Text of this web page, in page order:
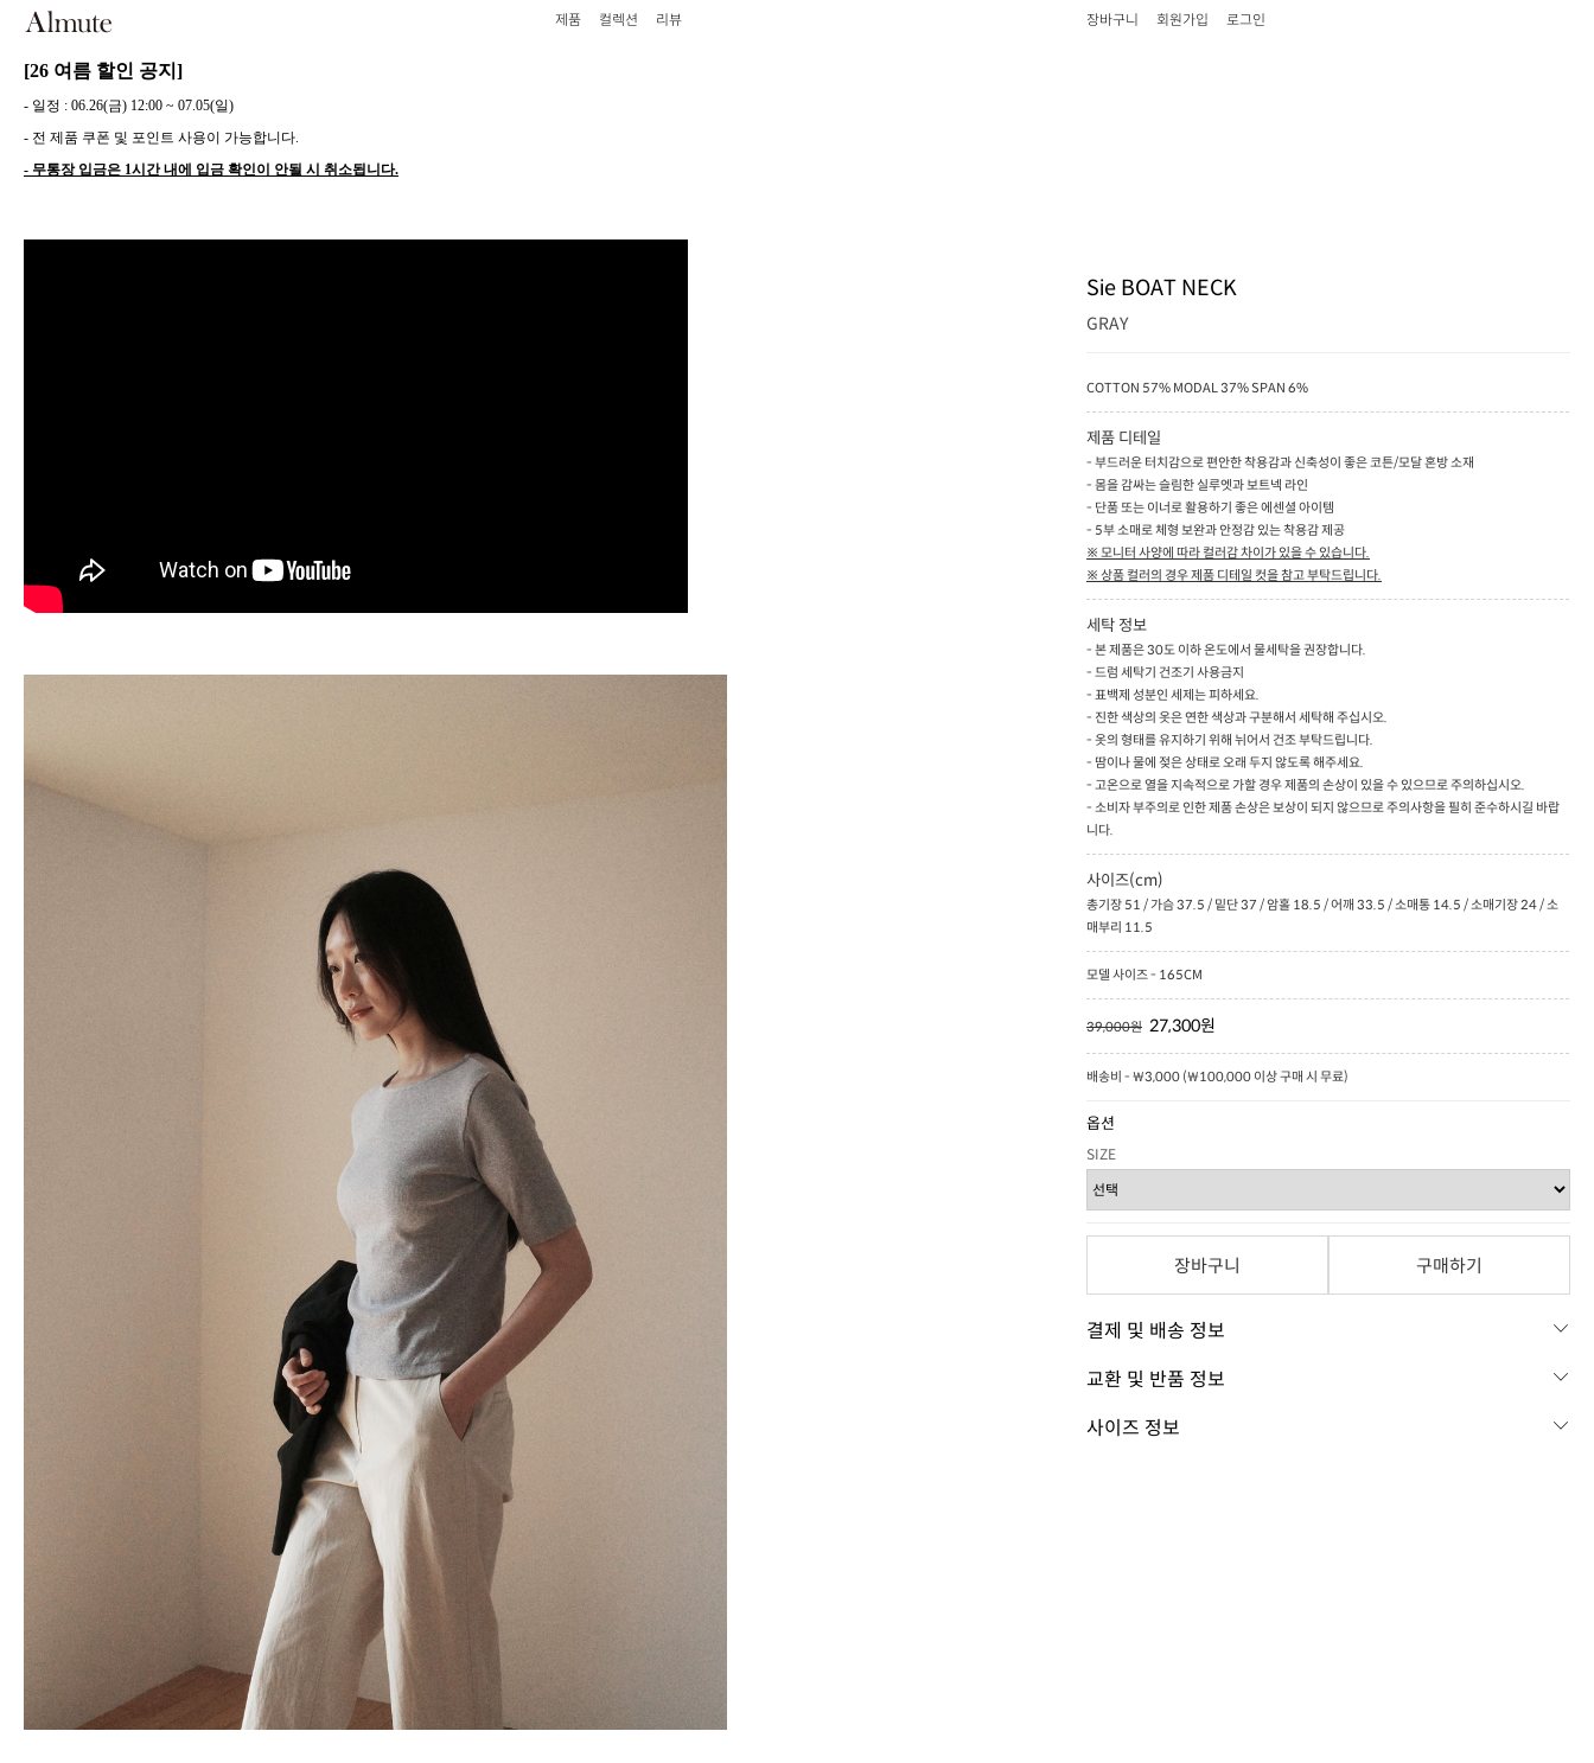
제품 컬렉션 리뷰 장바구니 회원가입 로그인
[26 여름 할인 공지]
- 일정 : 06.26(금) 12:00 ~ 07.05(일)
- 전 제품 쿠폰 및 포인트 사용이 가능합니다.
- 무통장 입금은 1시간 내에 입금 확인이 안될 시 취소됩니다.
Sie BOAT NECK
GRAY
COTTON 57% MODAL 37% SPAN 6%
제품 디테일
- 부드러운 터치감으로 편안한 착용감과 신축성이 좋은 코튼/모달 혼방 소재
- 몸을 감싸는 슬림한 실루엣과 보트넥 라인
- 단품 또는 이너로 활용하기 좋은 에센셜 아이템
- 5부 소매로 체형 보완과 안정감 있는 착용감 제공
※ 모니터 사양에 따라 컬러감 차이가 있을 수 있습니다.
※ 상품 컬러의 경우 제품 디테일 컷을 참고 부탁드립니다.
세탁 정보
- 본 제품은 30도 이하 온도에서 물세탁을 권장합니다.
- 드럼 세탁기 건조기 사용금지
- 표백제 성분인 세제는 피하세요.
- 진한 색상의 옷은 연한 색상과 구분해서 세탁해 주십시오.
- 옷의 형태를 유지하기 위해 뉘어서 건조 부탁드립니다.
- 땀이나 물에 젖은 상태로 오래 두지 않도록 해주세요.
- 고온으로 열을 지속적으로 가할 경우 제품의 손상이 있을 수 있으므로 주의하십시오.
- 소비자 부주의로 인한 제품 손상은 보상이 되지 않으므로 주의사항을 필히 준수하시길 바랍
니다.
사이즈(cm)
총기장 51 / 가슴 37.5 / 밑단 37 / 암홀 18.5 / 어깨 33.5 / 소매통 14.5 / 소매기장 24 / 소
매부리 11.5
모델 사이즈 - 165CM
39,000원 27,300원
배송비 - ₩3,000 (₩100,000 이상 구매 시 무료)
옵션
SIZE
장바구니 구매하기
결제 및 배송 정보
교환 및 반품 정보
사이즈 정보